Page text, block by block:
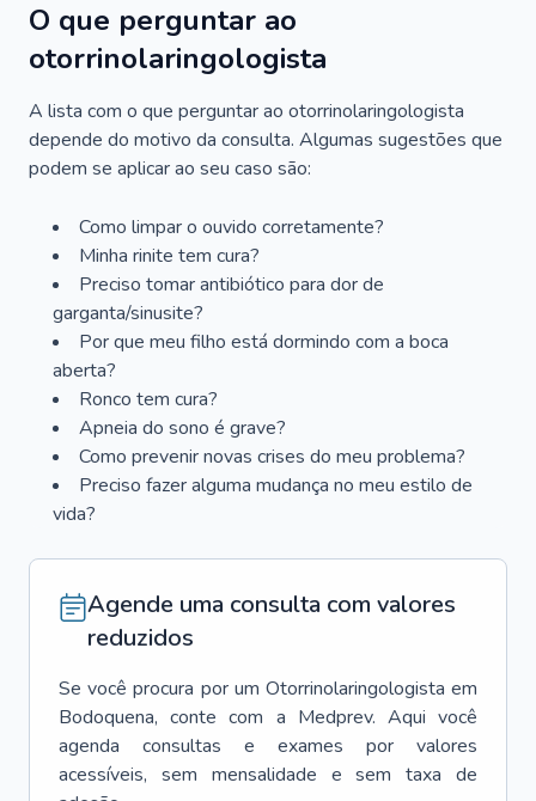
O que perguntar ao
otorrinolaringologista
A lista com o que perguntar ao otorrinolaringologista
depende do motivo da consulta. Algumas sugestões que
podem se aplicar ao seu caso são:
Como limpar o ouvido corretamente?
Minha rinite tem cura?
Preciso tomar antibiótico para dor de
garganta/sinusite?
Por que meu filho está dormindo com a boca
aberta?
Ronco tem cura?
Apneia do sono é grave?
Como prevenir novas crises do meu problema?
Preciso fazer alguma mudança no meu estilo de
vida?
Agende uma consulta com valores
reduzidos
Se você procura por um Otorrinolaringologista em
Bodoquena, conte com a Medprev. Aqui você
agenda consultas e exames por valores
acessíveis, sem mensalidade e sem taxa de